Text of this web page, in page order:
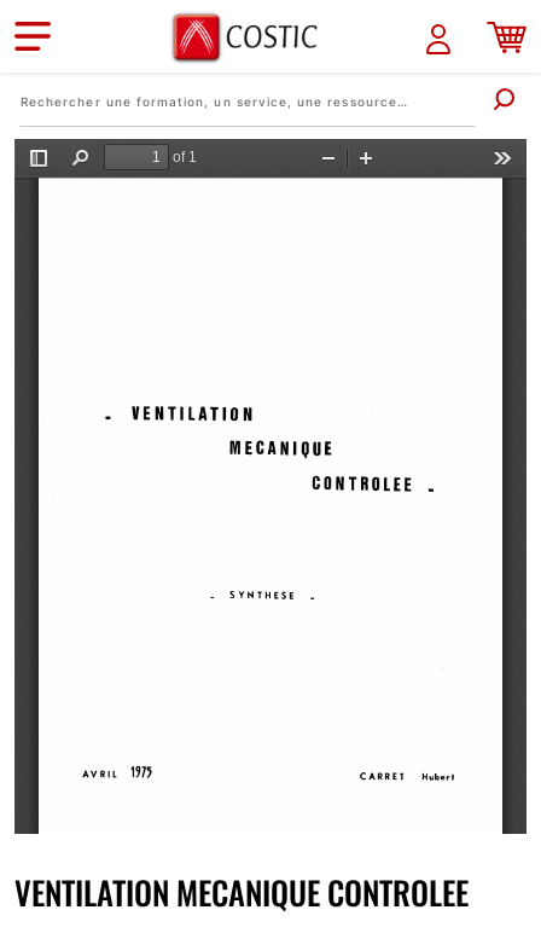
Aller au contenu principal
VENTILATION MECANIQUE CONTROLEE